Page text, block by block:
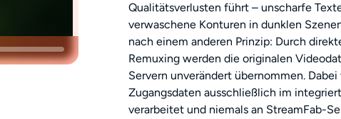
Qualitätsverlusten führt – unscharfe
verwaschene Konturen in dunklen
nach einem anderen Prinzip: Durch
Remuxing werden die originalen
Servern unverändert übernommen.
Zugangsdaten ausschließlich im
verarbeitet und niemals an StreamFab-